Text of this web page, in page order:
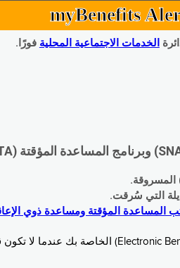
myBenefits
الخدمات الاجتماعية المحلية فورًا.